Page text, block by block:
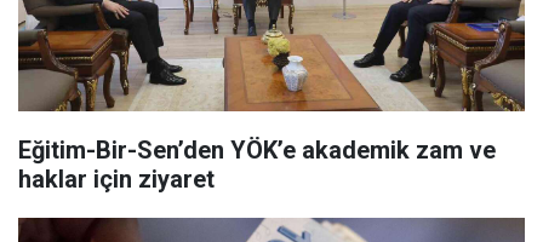
Eğitim-Bir-Sen’den YÖK’e akademik zam ve
haklar için ziyaret